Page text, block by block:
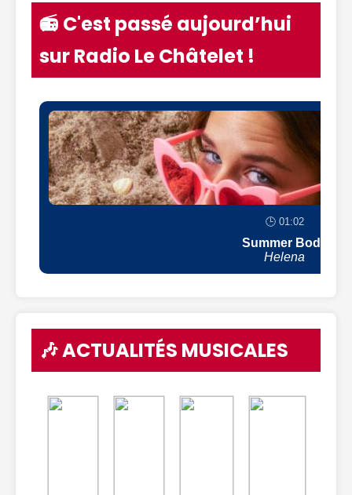
📻 C'est passé aujourd’hui
sur Radio Le Châtelet !
🕒 01:02
Summer Body
Helena
🎶 ACTUALITÉS MUSICALES